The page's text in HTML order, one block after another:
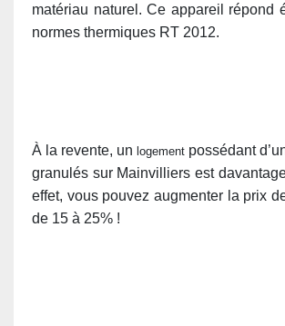
matériau naturel. Ce appareil répond
normes thermiques RT 2012.
À la revente, un logement possédant
granulés sur Mainvilliers est
effet, vous pouvez augmenter la prix
de 15 à 25% !